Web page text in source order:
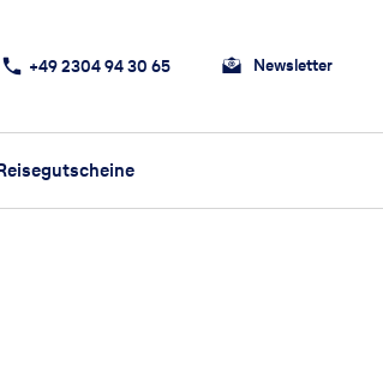
+49 2304 94 30 65 Newsletter